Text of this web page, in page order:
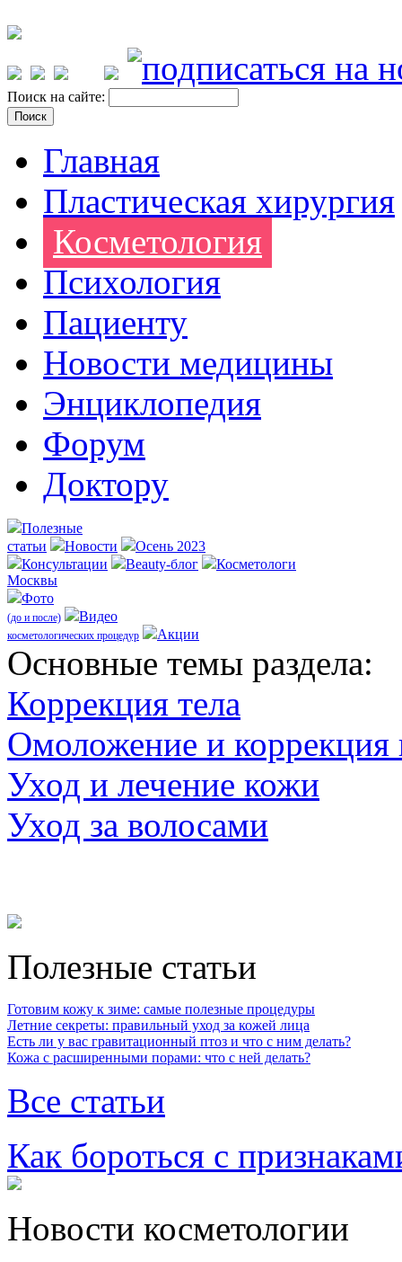
Поиск на сайте:
Главная
Пластическая хирургия
Косметология
Психология
Пациенту
Новости медицины
Энциклопедия
Форум
Доктору
Полезные
статьи
Новости
Осень 2023
Консультации
Beauty-блог
Косметологи
Москвы
Фото
(до и после) Видео
косметологических процедур Акции
Оcновные темы раздела:
Коррекция тела
Омоложение и коррекция
Уход и лечение кожи
Уход за волосами
Полезные статьи
Готовим кожу к зиме: самые полезные процедуры
Летние секреты: правильный уход за кожей лица
Есть ли у вас гравитационный птоз и что с ним делать?
Кожа с расширенными порами: что с ней делать?
Все статьи
Как бороться с
Новости косметологии